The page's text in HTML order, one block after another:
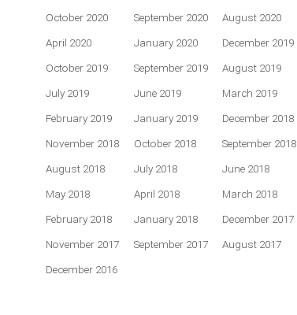
October 2020
September 2020
August 2020
April 2020
January 2020
December 2019
October 2019
September 2019
August 2019
July 2019
June 2019
March 2019
February 2019
January 2019
December 2018
November 2018
October 2018
September 2018
August 2018
July 2018
June 2018
May 2018
April 2018
March 2018
February 2018
January 2018
December 2017
November 2017
September 2017
August 2017
December 2016